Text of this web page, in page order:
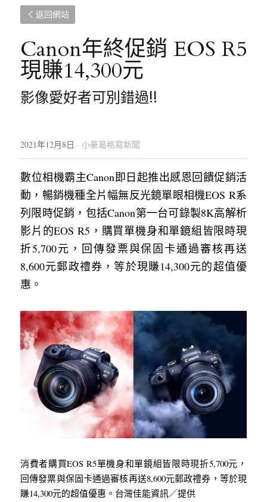
返回網站
Canon年終促銷 EOS R5
現賺14,300元
影像愛好者可別錯過!!
2021年12月8日 · 小豪葛格寫新聞
數位相機霸主Canon即日起推出感恩回饋促銷活
動，暢銷機種全片幅無反光鏡單眼相機EOS R系
列限時促銷，包括Canon第一台可錄製8K高解析
影片的EOS R5，購買單機身和單鏡組皆限時現
折5,700元，回傳發票與保固卡通過審核再送
8,600元郵政禮券，等於現賺14,300元的超值優
惠。
消費者購買EOS R5單機身和單鏡組皆限時現折5,700元，
回傳發票與保固卡通過審核再送8,600元郵政禮券，等於現
賺14,300元的超值優惠。台灣佳能資訊／提供